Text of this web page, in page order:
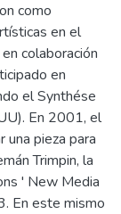
como
en el
colaboración
en
el Synthése
En 2001, el
una pieza para
Trimpin, la
' New Media
En este mismo